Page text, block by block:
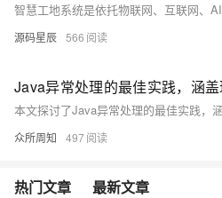
源码星辰 566
众所周知 497
热门文章 最新文章